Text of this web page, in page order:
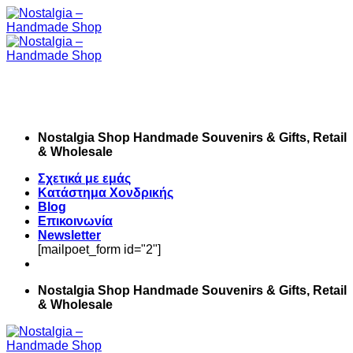
Skip
to
content
Nostalgia Shop Handmade Souvenirs & Gifts, Retail
& Wholesale
Σχετικά με εμάς
Κατάστημα Χονδρικής
Blog
Επικοινωνία
Newsletter
[mailpoet_form id="2"]
Nostalgia Shop Handmade Souvenirs & Gifts, Retail
& Wholesale